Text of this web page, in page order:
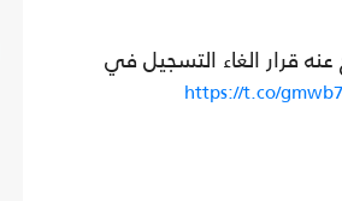
قرار الغاء التسجيل في
https://t.co/